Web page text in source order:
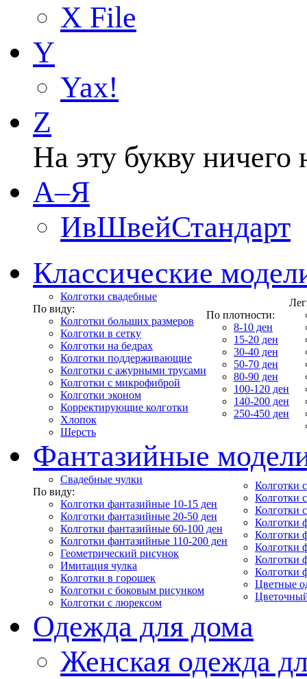
X File
Y
Yax!
Z
На эту букву ничего
А–Я
ИвШвейСтандарт
Классические
Колготки свадебные
По виду:
Колготки больших размеров
Колготки в сетку
Колготки на бедрах
Колготки поддерживающие
Колготки с ажурными трусами
Колготки с микрофиброй
Колготки эконом
Корректирующие колготки
Хлопок
Шерсть
По плотности:
8-10 ден
15-20 ден
30-40 ден
50-70 ден
80-90 ден
100-120 ден
140-200 ден
250-450 ден
Фантазийные
Свадебные чулки
По виду:
Колготки фантазийные 10-15 ден
Колготки фантазийные 20-50 ден
Колготки фантазийные 60-100 ден
Колготки фантазийные 110-200 ден
Геометрический рисунок
Имитация чулка
Колготки в горошек
Колготки с боковым рисунком
Колготки с люрексом
Колготки
Колготки
Колготки
Колготки
Колготки
Колготки
Колготки
Колготки
Цветные
Одежда для дома
Женская одежда